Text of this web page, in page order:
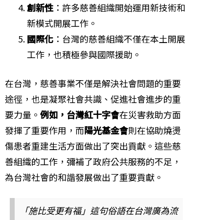
創新性：許多慈善組織開始運用新技術和
新模式開展工作。
國際化 ：台灣的慈善組織不僅在本土開展
工作，也積極參與國際援助。
在台灣，慈善事業不僅是解決社會問題的重要
途徑，也是凝聚社會共識、促進社會進步的重
要力量。 例如，台灣紅十字會在災害救助方面
發揮了重要作用，而陽光基金會則在協助燒燙
傷患者重建生活方面做出了突出貢獻。這些慈
善組織的工作，彌補了政府公共服務的不足，
為台灣社會的和諧發展做出了重要貢獻。
「施比受更有福」這句俗語在台灣廣為流